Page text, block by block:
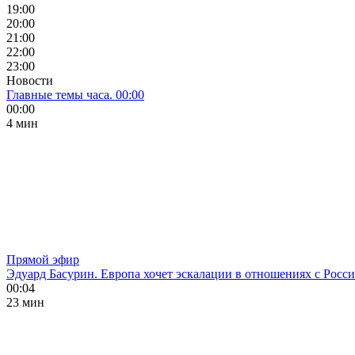
19:00
20:00
21:00
22:00
23:00
Новости
Главные темы часа. 00:00
00:00
4 мин
Прямой эфир
Эдуард Басурин. Европа хочет эскалации в отношениях с
00:04
23 мин